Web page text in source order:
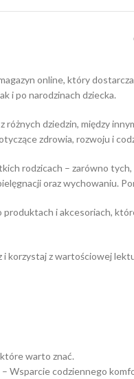
online, który
i po narodzinach dziecka.
różnych dziedzin, między
zdrowia, rozwoju i
rodzicach – zarówno
oraz wychowaniu.
i akcesoriach,
korzystaj z wartościowej
warto znać.
– Wsparcie codziennego